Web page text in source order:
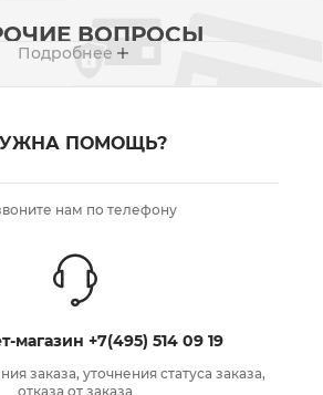
ВОПРОСЫ
Подробнее
ПОМОЩЬ?
нам по телефону
магазин +7(495) 514 09 19
заказа, уточнения статуса заказа,
отказа от заказа